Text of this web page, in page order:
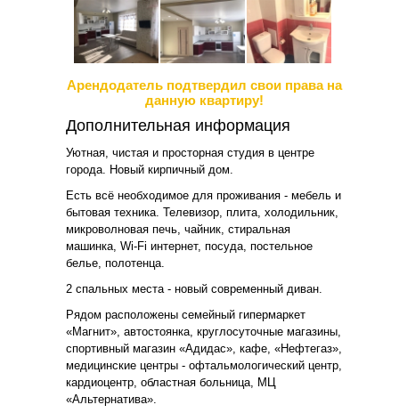
Арендодатель подтвердил свои права на
данную квартиру!
Дополнительная информация
Уютная, чистая и просторная студия в центре
города. Новый кирпичный дом.
Есть всё необходимое для проживания - мебель и
бытовая техника. Телевизор, плита, холодильник,
микроволновая печь, чайник, стиральная
машинка, Wi-Fi интернет, посуда, постельное
белье, полотенца.
2 спальных места - новый современный диван.
Рядом расположены семейный гипермаркет
«Магнит», автостоянка, круглосуточные магазины,
спортивный магазин «Адидас», кафе, «Нефтегаз»,
медицинские центры - офтальмологический центр,
кардиоцентр, областная больница, МЦ
«Альтернатива».